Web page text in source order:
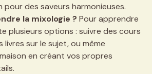
pour des saveurs harmonieuses.
la mixologie ? Pour apprendre
plusieurs options : suivre des cours
livres sur le sujet, ou même
en créant vos propres